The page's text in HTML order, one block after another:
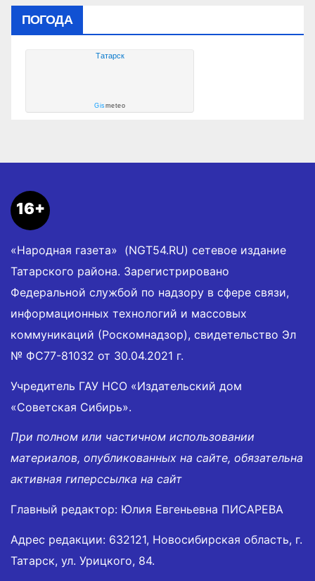
ПОГОДА
Татарск
Gismeteo
16+
«Народная газета» (NGT54.RU) сетевое издание
Татарского района. Зарегистрировано
Федеральной службой по надзору в сфере связи,
информационных технологий и массовых
коммуникаций (Роскомнадзор), свидетельство Эл
№ ФС77-81032 от 30.04.2021 г.
Учредитель ГАУ НСО «Издательский дом
«Советская Сибирь».
При полном или частичном использовании
материалов, опубликованных на сайте, обязательна
активная гиперссылка на сайт
Главный редактор: Юлия Евгеньевна ПИСАРЕВА
Адрес редакции: 632121, Новосибирская область, г.
Татарск, ул. Урицкого, 84.